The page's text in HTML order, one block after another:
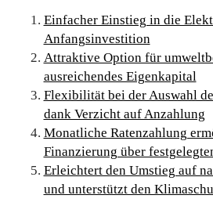
Einfacher Einstieg in die
Anfangsinvestition
Attraktive Option für
ausreichendes Eigenkapital
Flexibilität bei der Auswahl
dank Verzicht auf Anzahlung
Monatliche Ratenzahlung
Finanzierung über
Erleichtert den Umstieg auf
und unterstützt den